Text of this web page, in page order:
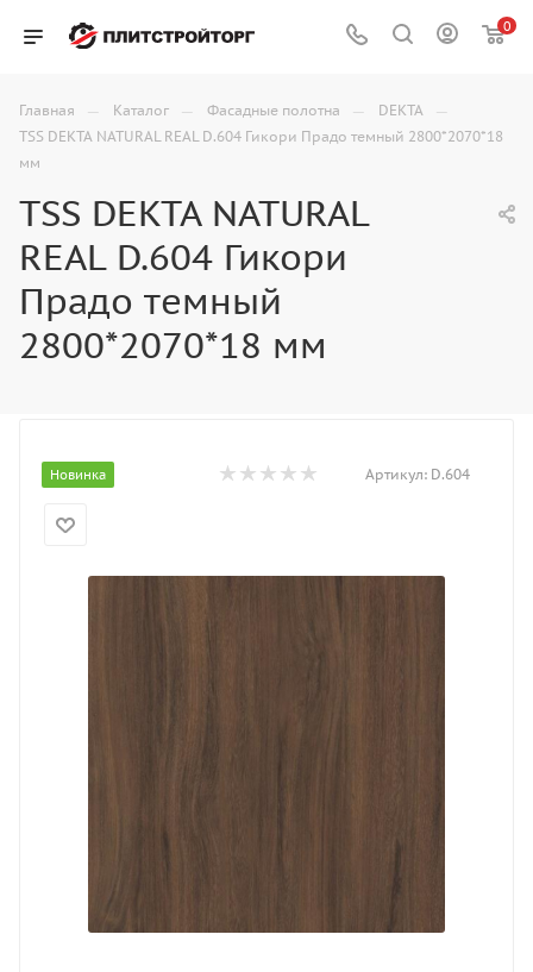
0
Главная — Каталог — Фасадные полотна — DEKTA —
TSS DEKTA NATURAL REAL D.604 Гикори Прадо темный 2800*2070*18
мм
TSS DEKTA NATURAL
REAL D.604 Гикори
Прадо темный
2800*2070*18 мм
Новинка Артикул: D.604